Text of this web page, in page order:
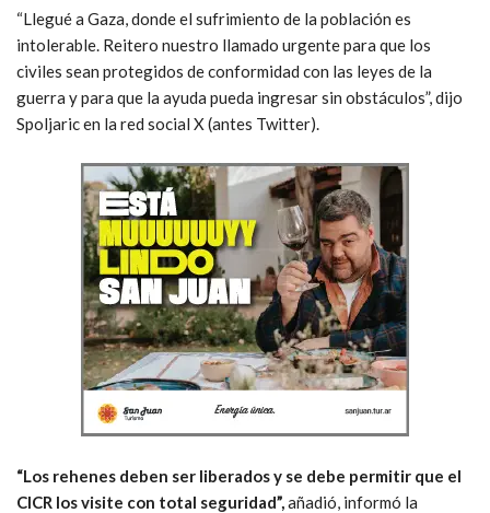
“Llegué a Gaza, donde el sufrimiento de la población es
intolerable. Reitero nuestro llamado urgente para que los
civiles sean protegidos de conformidad con las leyes de la
guerra y para que la ayuda pueda ingresar sin obstáculos”, dijo
Spoljaric en la red social X (antes Twitter).
“Los rehenes deben ser liberados y se debe permitir que el
CICR los visite con total seguridad”,añadió, informó la